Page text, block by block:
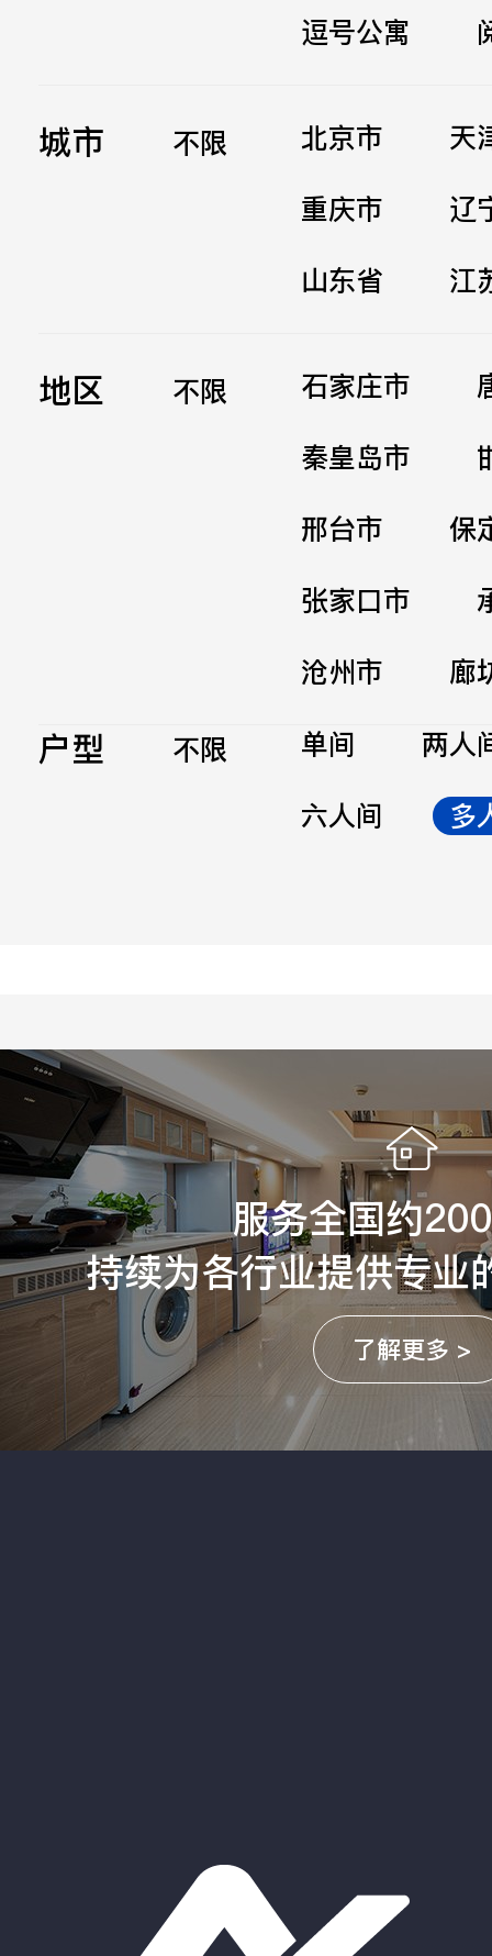
逗号公寓
城市 不限 北京市
天
重庆市
辽
山东省
江
地区 不限 石家庄市
秦皇岛市
邢台市
保
张家口市
沧州市
廊
户型 不限 单间
两人
六人间
多
服务全国约
持续为各行业提供专业
了解更多 >
立即提交